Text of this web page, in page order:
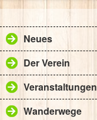
Neues
Der Verein
Veranstaltungen
Wanderwege